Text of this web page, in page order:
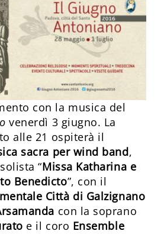
con la musica del
venerdì 3 giugno. La
alle 21 ospiterà il
sacra per wind band,
“Missa Katharina e
Benedicto”, con il
Città di Galzignano
con la soprano
e il coro Ensemble